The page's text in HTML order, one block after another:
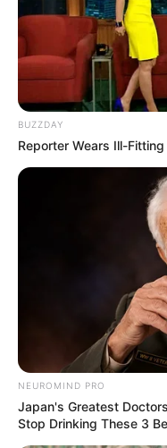
BUZZDAY
Reporter Wears Ill-
NEUROMIND PRO
Japan's Greatest
Stop Drinking These 3